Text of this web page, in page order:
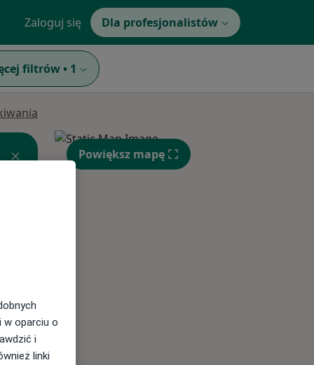
Zaloguj się Dla profesjonalistów
filtrów • 1
Powiększ mapę
w oparciu o
i
linki